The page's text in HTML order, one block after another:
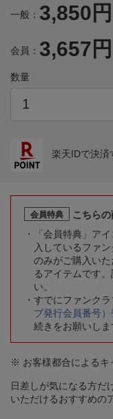
一般： 3,850円
会員： 3,657円
数量
楽天IDで決済
会員特典
こちら
「会員特典」ア
入しているファ
のみがご購入い
るアイテムです
い。
すでにファンクラ
ブ発行会員番号）
続きをお願いしま
※ お客様都合によるキ
日差しが気になる方だ
いただけるおすすめの